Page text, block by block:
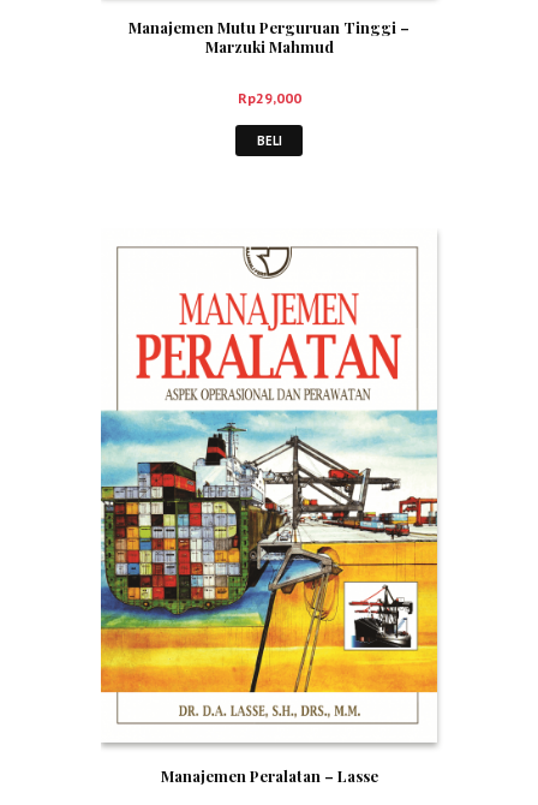
Manajemen Mutu Perguruan Tinggi –
Marzuki Mahmud
Rp29,000
BELI
Manajemen Peralatan – Lasse